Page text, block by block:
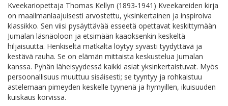
Kveekariopettaja Thomas Kellyn (1893-1941) Kveekareiden kirja
on maailmanlaajuisesti arvostettu, yksinkertainen ja inspiroiva
klassikko. Sen viisi pysäyttävää esseetä opettavat keskittymään
Jumalan läsnäoloon ja etsimään kaaoksenkin keskeltä
hiljaisuutta. Henkiseltä matkalta löytyy syvästi tyydyttävä ja
kestävä rauha. Se on elämän mittaista keskustelua Jumalan
kanssa. Pyhän läheisyydessä kaikki asiat yksinkertaistuvat. Myös
persoonallisuus muuttuu sisäisesti; se tyyntyy ja rohkaistuu
astelemaan pimeyden keskelle tyynenä ja hymyillen, ikuisuuden
kuiskaus korvissa.